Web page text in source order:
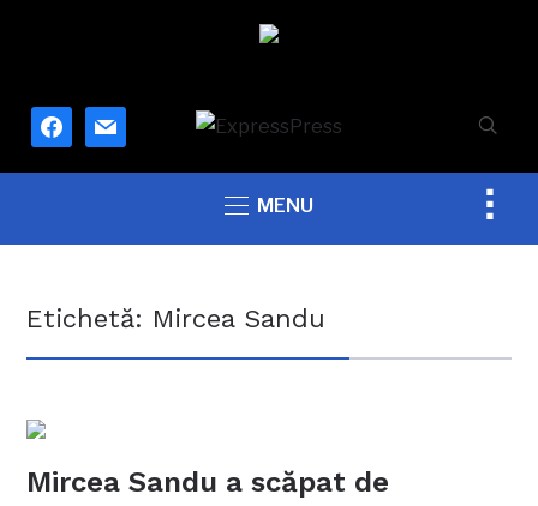
facebook
mail
MENU
Etichetă: Mircea Sandu
Mircea Sandu a scăpat de